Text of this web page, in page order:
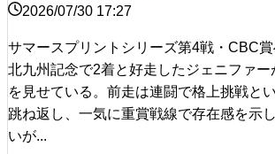
2026/07/30 17:27
サマースプリントシリーズ第4戦・CBC
北九州記念で2着と好走したジェニファー
を見せている。前走は連闘で格上挑戦と
跳ね返し、一気に重賞戦線で存在感を示
いが...